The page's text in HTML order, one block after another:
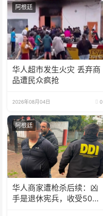
阿根廷
华人超市发生火灾 丢弃商
品遭民众疯抢
2026年08月04日 0
阿根廷
华人商家遭枪杀后续：凶
手是退休宪兵，收受5000